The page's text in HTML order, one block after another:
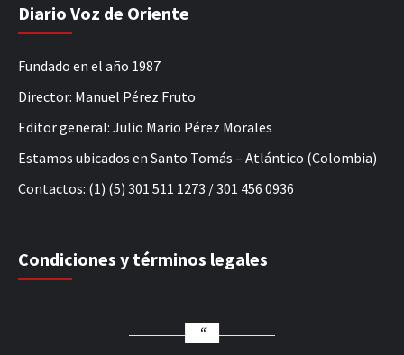
Diario Voz de Oriente
Fundado en el año 1987
Director: Manuel Pérez Fruto
Editor general: Julio Mario Pérez Morales
Estamos ubicados en Santo Tomás – Atlántico (Colombia)
Contactos: (1) (5) 301 511 1273 / 301 456 0936
Condiciones y términos legales